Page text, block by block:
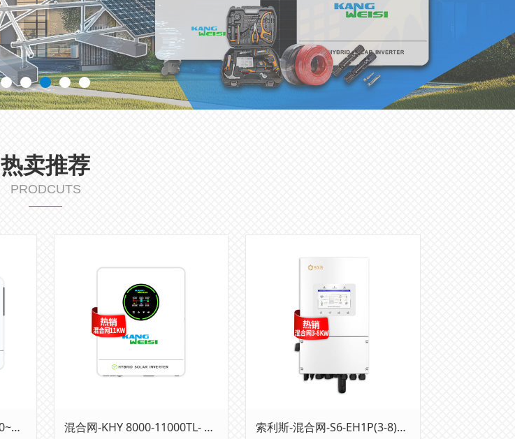
热卖推荐
PRODCUTS
古瑞瓦特-混合网-SPE 8000~12000ES 混合网-KHY 8000-11000TL- 48TY2 索利斯-混合网-S6-EH1P(3-8)K-L-PLUS